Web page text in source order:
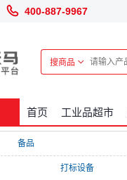
400-887-9967
搜商品
首页 工业品超市
备品
打标设备